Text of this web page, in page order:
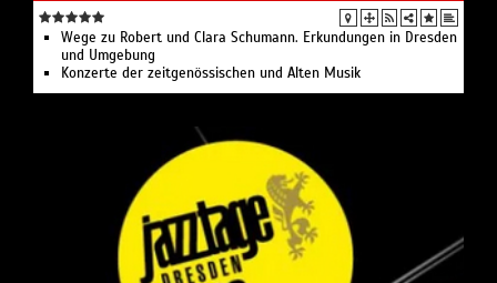
Wege zu Robert und Clara Schumann. Erkundungen in Dresden
und Umgebung
Konzerte der zeitgenössischen und Alten Musik